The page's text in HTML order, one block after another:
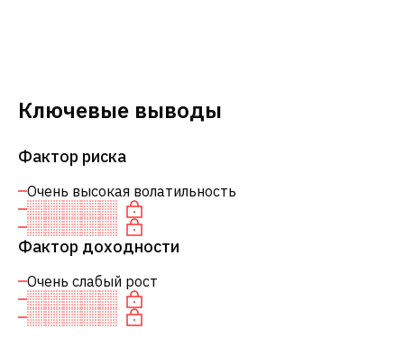
Ключевые выводы
Фактор риска
Очень высокая волатильность
Фактор доходности
Очень слабый рост